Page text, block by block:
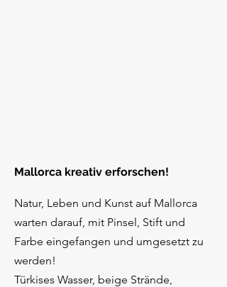
Mallorca kreativ erforschen!
Natur, Leben und Kunst auf Mallorca
warten darauf, mit Pinsel, Stift und
Farbe eingefangen und umgesetzt zu
werden!
Türkises Wasser, beige Strände,